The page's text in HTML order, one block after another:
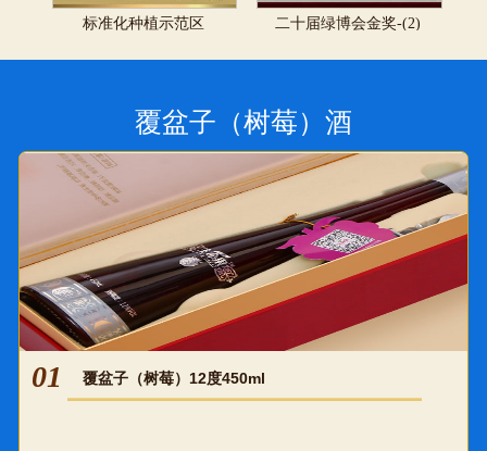
标准化种植示范区 二十届绿博会金奖-(2)
覆盆子（树莓）酒
01 覆盆子（树莓）12度450ml